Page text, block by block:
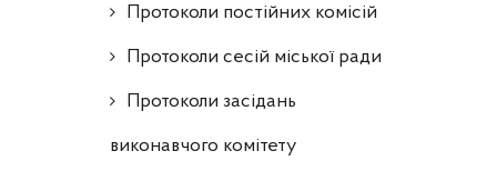
Протоколи постійних комісій
Протоколи сесій міської ради
Протоколи засідань
виконавчого комітету